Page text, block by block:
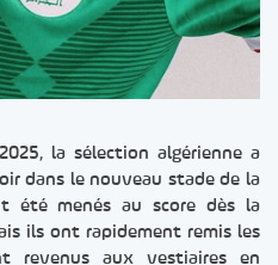
la sélection algérienne a
dans le nouveau stade de la
été menés au score dès la
ils ont rapidement remis les
revenus aux vestiaires en